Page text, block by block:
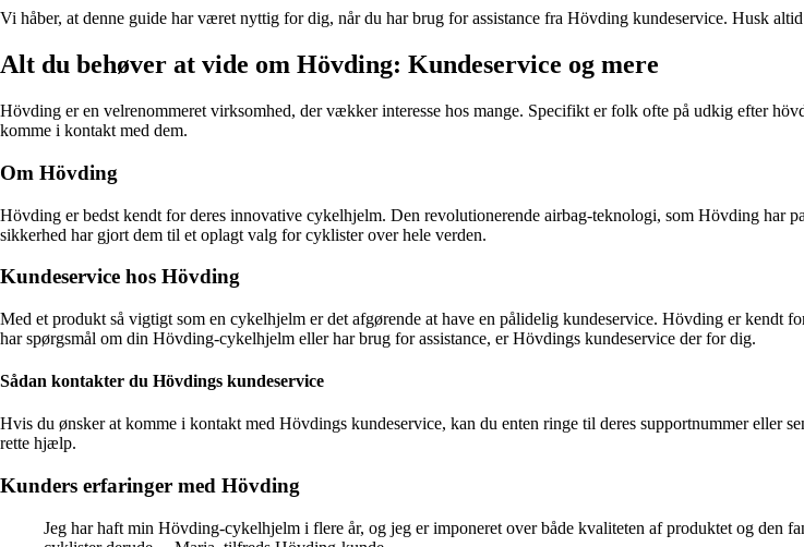
Vi håber, at denne guide har været nyttig for dig, når du har brug for assistance fra Hövding kundeservice. Husk
Alt du behøver at vide om Hövding: Kundeservice og mere
Hövding er en velrenommeret virksomhed, der vækker interesse hos mange. Specifikt er folk ofte på udkig efter
komme i kontakt med dem.
Om Hövding
Hövding er bedst kendt for deres innovative cykelhjelm. Den revolutionerende airbag-teknologi, som Hövding har
sikkerhed har gjort dem til et oplagt valg for cyklister over hele verden.
Kundeservice hos Hövding
Med et produkt så vigtigt som en cykelhjelm er det afgørende at have en pålidelig kundeservice. Hövding er kendt
har spørgsmål om din Hövding-cykelhjelm eller har brug for assistance, er Hövdings kundeservice der for dig.
Sådan kontakter du Hövdings kundeservice
Hvis du ønsker at komme i kontakt med Hövdings kundeservice, kan du enten ringe til deres supportnummer eller
rette hjælp.
Kunders erfaringer med Hövding
Jeg har haft min Hövding-cykelhjelm i flere år, og jeg er imponeret over både kvaliteten af produktet og den